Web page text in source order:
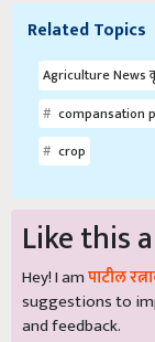
Related Topics
Agriculture News
compansation
crop
Like this
Hey! I amपाटील
suggestions to
and feedback.